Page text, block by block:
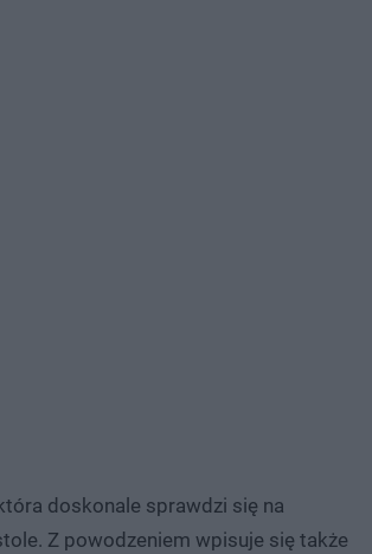
doskonale sprawdzi się na
Z powodzeniem wpisuje się także